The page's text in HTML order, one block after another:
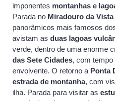
imponentes montanhas e
Parada no Miradouro da Vista
panorâmicos mais famosos
avistam as duas lagoas
verde, dentro de uma enorme
das Sete Cidades, com tempo
envolvente. O retorno a Ponta
estrada de montanha, com
ilha. Parada para visitar as